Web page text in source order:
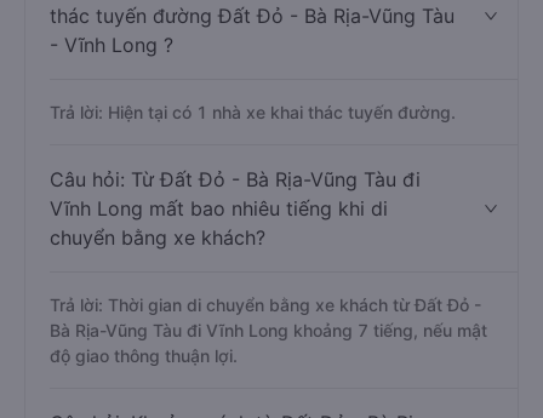
thác tuyến đường Đất Đỏ - Bà Rịa-Vũng Tàu
- Vĩnh Long ?
Trả lời: Hiện tại có 1 nhà xe khai thác tuyến đường.
Câu hỏi: Từ Đất Đỏ - Bà Rịa-Vũng Tàu đi
Vĩnh Long mất bao nhiêu tiếng khi di
chuyển bằng xe khách?
Trả lời: Thời gian di chuyển bằng xe khách từ Đất Đỏ -
Bà Rịa-Vũng Tàu đi Vĩnh Long khoảng 7 tiếng, nếu mật
độ giao thông thuận lợi.